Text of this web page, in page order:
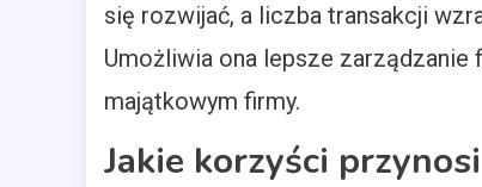
się rozwijać, a liczba transakcji
Umożliwia ona lepsze zarządzanie
majątkowym firmy.
Jakie korzyści